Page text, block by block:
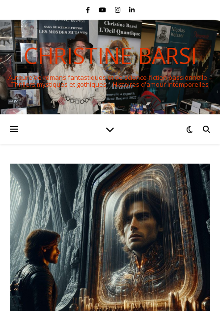
CHRISTINE BARSI
Auteure de romans fantastiques et de science-fiction passionnelle –
Thrillers mystiques et gothiques – Histoires d'amour intemporelles